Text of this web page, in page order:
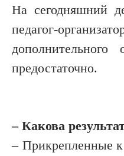
На сегодняшний
педагог-
предостаточно.
– Какова
– Прикрепленные к